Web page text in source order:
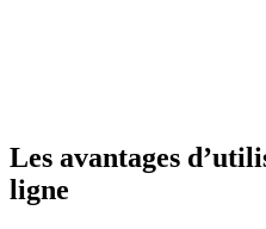
Les avantages
ligne